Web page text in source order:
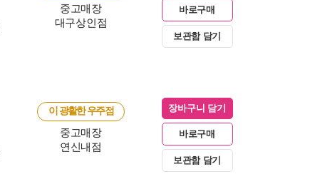
중고매장
대구상인점
바로구매
보관함 담기
이 광활한 우주점
중고매장
연신내점
장바구니 담기
바로구매
보관함 담기